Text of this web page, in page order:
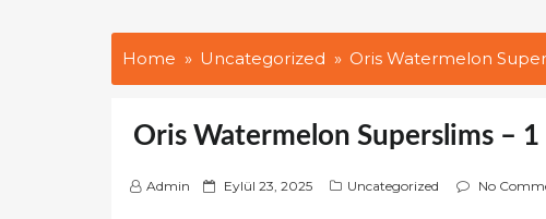
Home Uncategorized Oris Watermelon
Oris Watermelon Superslims –
Admin
P Eylül 23, 2025 Uncategorized No